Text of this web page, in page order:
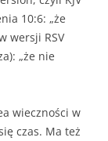
10:6: „że
wersji RSV
„że nie
wieczności w
czas. Ma też